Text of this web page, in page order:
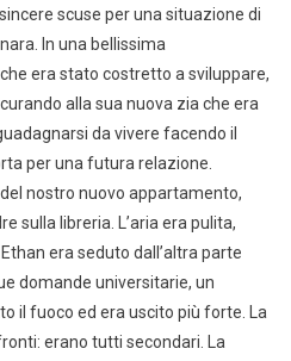
scuse per una situazione di
In una bellissima
era stato costretto a sviluppare,
alla sua nuova zia che era
da vivere facendo il
per una futura relazione.
nostro nuovo appartamento,
sulla libreria. L’aria era pulita,
era seduto dall’altra parte
domande universitarie, un
il fuoco ed era uscito più forte. La
erano tutti secondari. La